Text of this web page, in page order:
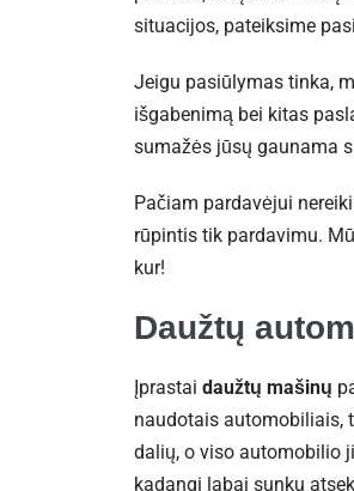
situacijos, pateiksime
Jeigu pasiūlymas tinka,
išgabenimą bei kitas
sumažės jūsų gaunama
Pačiam pardavėjui
rūpintis tik pardavimu.
kur!
Daužtų
Įprastai daužtų mašinų
naudotais automobiliais,
dalių, o viso automobilio
kadangi labai sunku